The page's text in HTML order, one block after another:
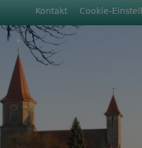
Kontakt Cookie-